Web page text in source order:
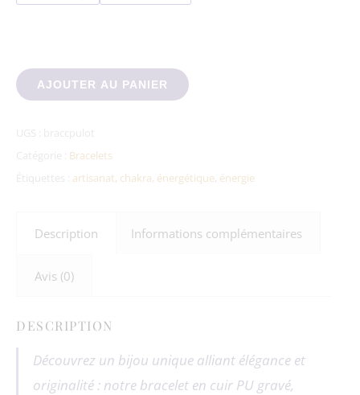
quantité de Bracelet cuir PU lotus
AJOUTER AU PANIER
UGS :
braccpulot
Catégorie : Bracelets
artisanat chakra énergétique énergie
Description Informations complémentaires
Avis (0)
DESCRIPTION
Découvrez un bijou unique alliant élégance et
originalité : notre bracelet en cuir PU gravé,